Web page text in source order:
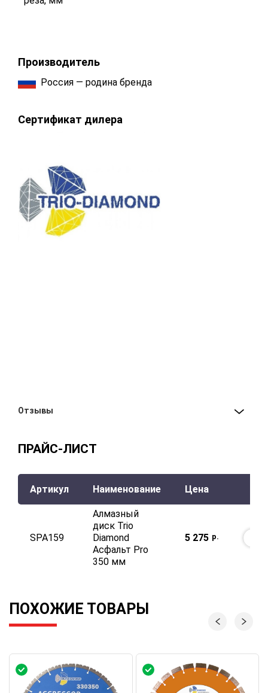
Производитель
Россия — родина бренда
Сертификат дилера
Отзывы
ПРАЙС-ЛИСТ
Артикул Наименование Цена
SPA159
Алмазный
диск Trio
Diamond
Асфальт Pro
350 мм
5 275 р.
ПОХОЖИЕ ТОВАРЫ